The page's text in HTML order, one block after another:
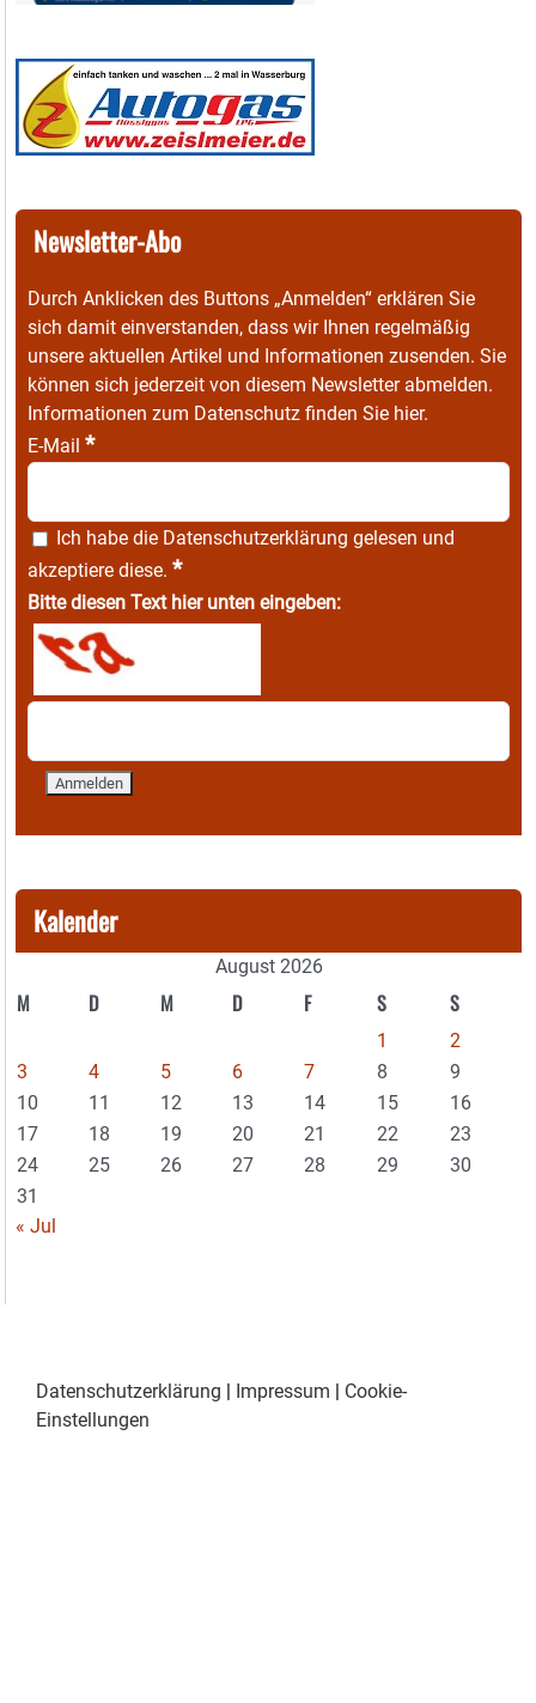
Newsletter-Abo
Durch Anklicken des Buttons „Anmelden“ erklären Sie
sich damit einverstanden, dass wir Ihnen regelmäßig
unsere aktuellen Artikel und Informationen zusenden. Sie
können sich jederzeit von diesem Newsletter abmelden.
Informationen zum Datenschutz finden Sie hier.
E-Mail *
Ich habe die Datenschutzerklärung gelesen und
akzeptiere diese. *
Bitte diesen Text hier unten eingeben:
Kalender
August 2026
M D M D F S S
1
2
3
4 5 6 7 8
9
10
11 12 13 14 15
16
17
18 19 20 21 22
23
24
25 26 27 28 29
30
31
« Jul
Datenschutzerklärung | Impressum | Cookie-
Einstellungen